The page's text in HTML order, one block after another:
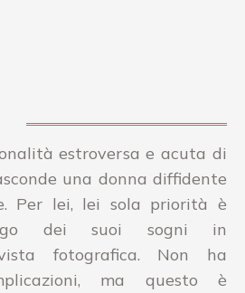
estroversa e acuta di
una donna diffidente
Per lei, lei sola priorità è
dei suoi sogni in
fotografica. Non ha
ma questo è